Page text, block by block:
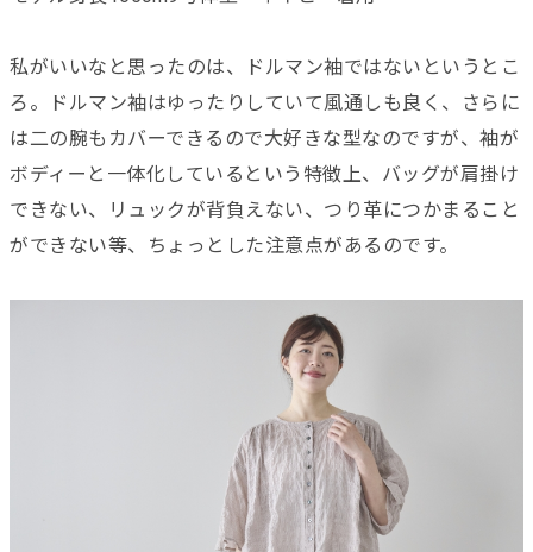
私がいいなと思ったのは、ドルマン袖ではないというとこ
ろ。ドルマン袖はゆったりしていて風通しも良く、さらに
は二の腕もカバーできるので大好きな型なのですが、袖が
ボディーと一体化しているという特徴上、バッグが肩掛け
できない、リュックが背負えない、つり革につかまること
ができない等、ちょっとした注意点があるのです。